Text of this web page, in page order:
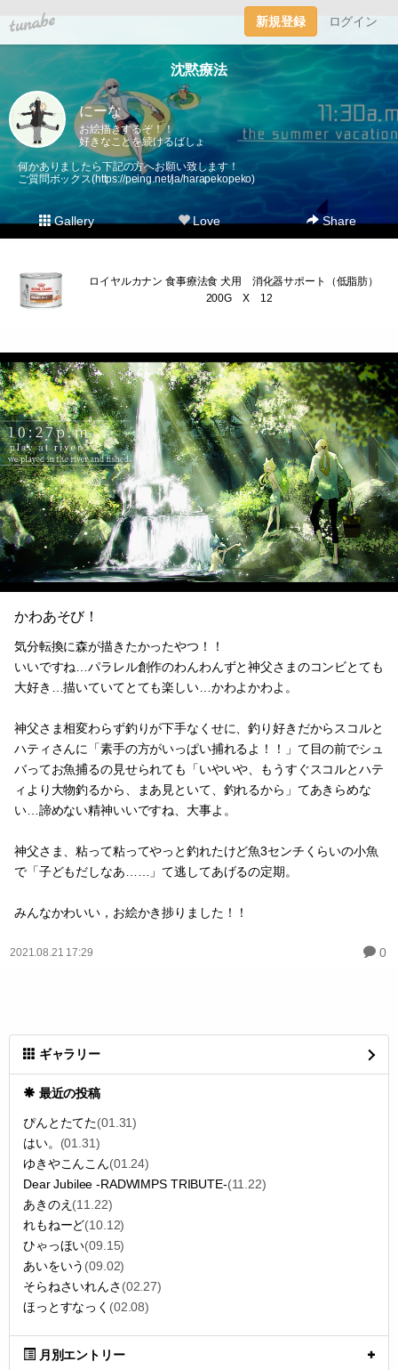
tuna.be 新規登録 ログイン
沈黙療法
にーな
お絵描きするぞ！！
好きなことを続けるばしょ
何かありましたら下記の方へお願い致します！
ご質問ボックス(https://peing.net/ja/harapekopeko)
Gallery Love Share
ロイヤルカナン 食事療法食 犬用 消化器サポート（低脂肪）
200G X 12
かわあそび！
気分転換に森が描きたかったやつ！！
いいですね…パラレル創作のわんわんずと神父さまのコンビとても
大好き…描いていてとても楽しい…かわよかわよ。
神父さま相変わらず釣りが下手なくせに、釣り好きだからスコルと
ハティさんに「素手の方がいっぱい捕れるよ！！」て目の前でシュ
バってお魚捕るの見せられても「いやいや、もうすぐスコルとハテ
ィより大物釣るから、まあ見といて、釣れるから」てあきらめな
い…諦めない精神いいですね、大事よ。
神父さま、粘って粘ってやっと釣れたけど魚3センチくらいの小魚
で「子どもだしなあ……」て逃してあげるの定期。
みんなかわいい，お絵かき捗りました！！
2021.08.21 17:29 0
ギャラリー
最近の投稿
ぴんとたてた(01.31)
はい。 (01.31)
ゆきやこんこん(01.24)
Dear Jubilee -RADWIMPS TRIBUTE-(11.22)
あきのえ (11.22)
れもねーど(10.12)
ひゃっほい(09.15)
あいをいう (09.02)
そらねさいれんさ (02.27)
ほっとすなっく (02.08)
月別エントリー